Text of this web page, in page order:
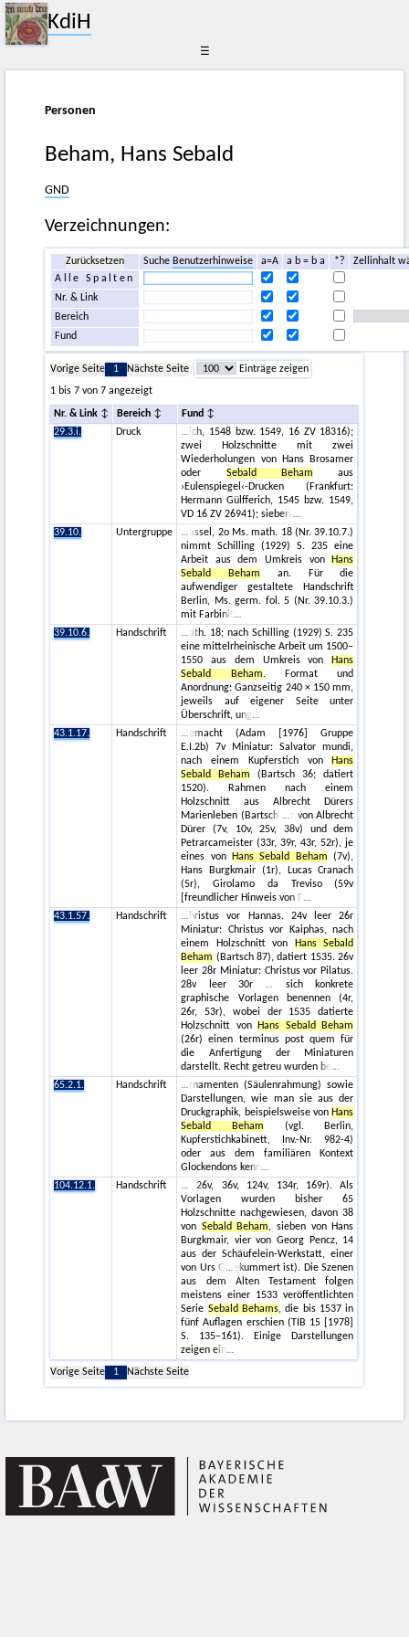
KdiH
☰
Personen
Beham, Hans Sebald
GND
Verzeichnungen:
Zurücksetzen Suche Benutzerhinweise a=A a b = b a *?
Zellinhalt
Alle Spalten
Nr. & Link
Bereich
Fund
Vorige Seite 1 Nächste Seite
Einträge zeigen
1 bis 7 von 7 angezeigt
Nr. & Link Bereich
Fund
29.3.i.
Druck
ich, 1548 bzw. 1549, 16 ZV 18316);
zwei Holzschnitte mit zwei
Wiederholungen von Hans Brosamer
oder Sebald Beham aus
›Eulenspiegel‹-Drucken (Frankfurt:
Hermann Gülfferich, 1545 bzw. 1549,
VD 16 ZV 26941); sieben
39.10.
Untergruppe
assel, 2o Ms. math. 18 (Nr. 39.10.7.)
nimmt Schilling (1929) S. 235 eine
Arbeit aus dem Umkreis von
Hans
Sebald Beham an. Für die
aufwendiger gestaltete Handschrift
Berlin, Ms. germ. fol. 5 (Nr. 39.10.3.)
mit Farbinit
39.10.6.
Handschrift
ath. 18; nach Schilling (1929) S. 235
eine mittelrheinische Arbeit um 1500–
1550 aus dem Umkreis von
Hans
Sebald Beham. Format und
Anordnung: Ganzseitig 240 × 150 mm,
jeweils auf eigener Seite unter
Überschrift, ung
43.1.17.
Handschrift
emacht (Adam [1976] Gruppe
E.I.2b) 7v Miniatur: Salvator mundi,
nach einem Kupferstich von
Hans
Sebald Beham
(Bartsch 36; datiert
1520). Rahmen nach einem
Holzschnitt aus Albrecht Dürers
Marienleben (Bartsch
r von Albrecht
Dürer (7v, 10v, 25v, 38v) und dem
Petrarcameister (33r, 39r, 43r, 52r), je
eines von
Hans Sebald Beham (7v),
Hans Burgkmair (1r), Lucas Cranach
(5r), Girolamo da Treviso (59v
[freundlicher Hinweis von F
43.1.57.
Handschrift
hristus vor Hannas. 24v leer 26r
Miniatur: Christus vor Kaiphas, nach
einem Holzschnitt von
Hans Sebald
Beham (Bartsch 87), datiert 1535. 26v
leer 28r Miniatur: Christus vor Pilatus.
28v leer 30r
sich konkrete
graphische Vorlagen benennen (4r,
26r, 53r), wobei der 1535 datierte
Holzschnitt von
Hans Sebald Beham
(26r) einen terminus post quem für
die Anfertigung der Miniaturen
darstellt. Recht getreu wurden be
65.2.1.
Handschrift
rnamenten (Säulenrahmung) sowie
Darstellungen, wie man sie aus der
Druckgraphik, beispielsweise von Hans
Sebald Beham (vgl. Berlin,
Kupferstichkabinett, Inv.-Nr. 982-4)
oder aus dem familiären Kontext
Glockendons kenn
104.12.1.
Handschrift
26v, 36v, 124v, 134r, 169r). Als
Vorlagen wurden bisher 65
Holzschnitte nachgewiesen, davon 38
von Sebald Beham, sieben von Hans
Burgkmair, vier von Georg Pencz, 14
aus der Schäufelein-Werkstatt, einer
von Urs G
ekummert ist). Die Szenen
aus dem Alten Testament folgen
meistens einer 1533 veröffentlichten
Serie Sebald Behams, die bis 1537 in
fünf Auflagen erschien (TIB 15 [1978]
S. 135–161). Einige Darstellungen
zeigen ein
Vorige Seite
1 Nächste Seite